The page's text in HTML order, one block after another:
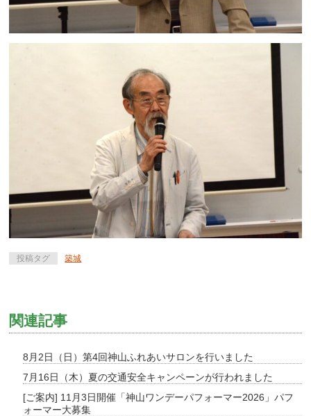
投稿タグ 築城
関連記事
8月2日（日）第4回神山ふれあいサロンを行いました
7月16日（木）夏の交通安全キャンペーンが行われました
[ご案内] 11月3日開催「神山ワンデーパフォーマー2026」パフ
ォーマー大募集